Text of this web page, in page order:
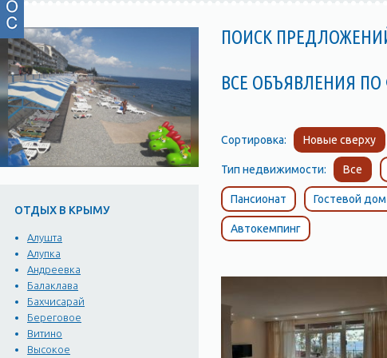
ОТДЫХ В КРЫМУ
Алушта
Алупка
Андреевка
Балаклава
Бахчисарай
Береговое
Витино
Высокое
ПОИСК
ВСЕ ОБЪЯВЛЕНИЯ ПО
Сортировка: Новые сверху
Тип недвижимости: Все
Пансионат Гостевой дом
Автокемпинг